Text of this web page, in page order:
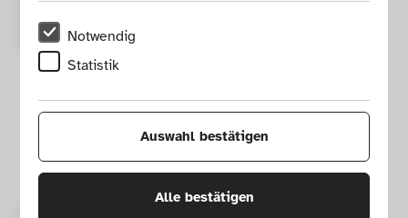
Notwendig
Statistik
Auswahl bestätigen
Alle bestätigen
Technik
farblos; Silberfolie;
mehrfach
überfangen